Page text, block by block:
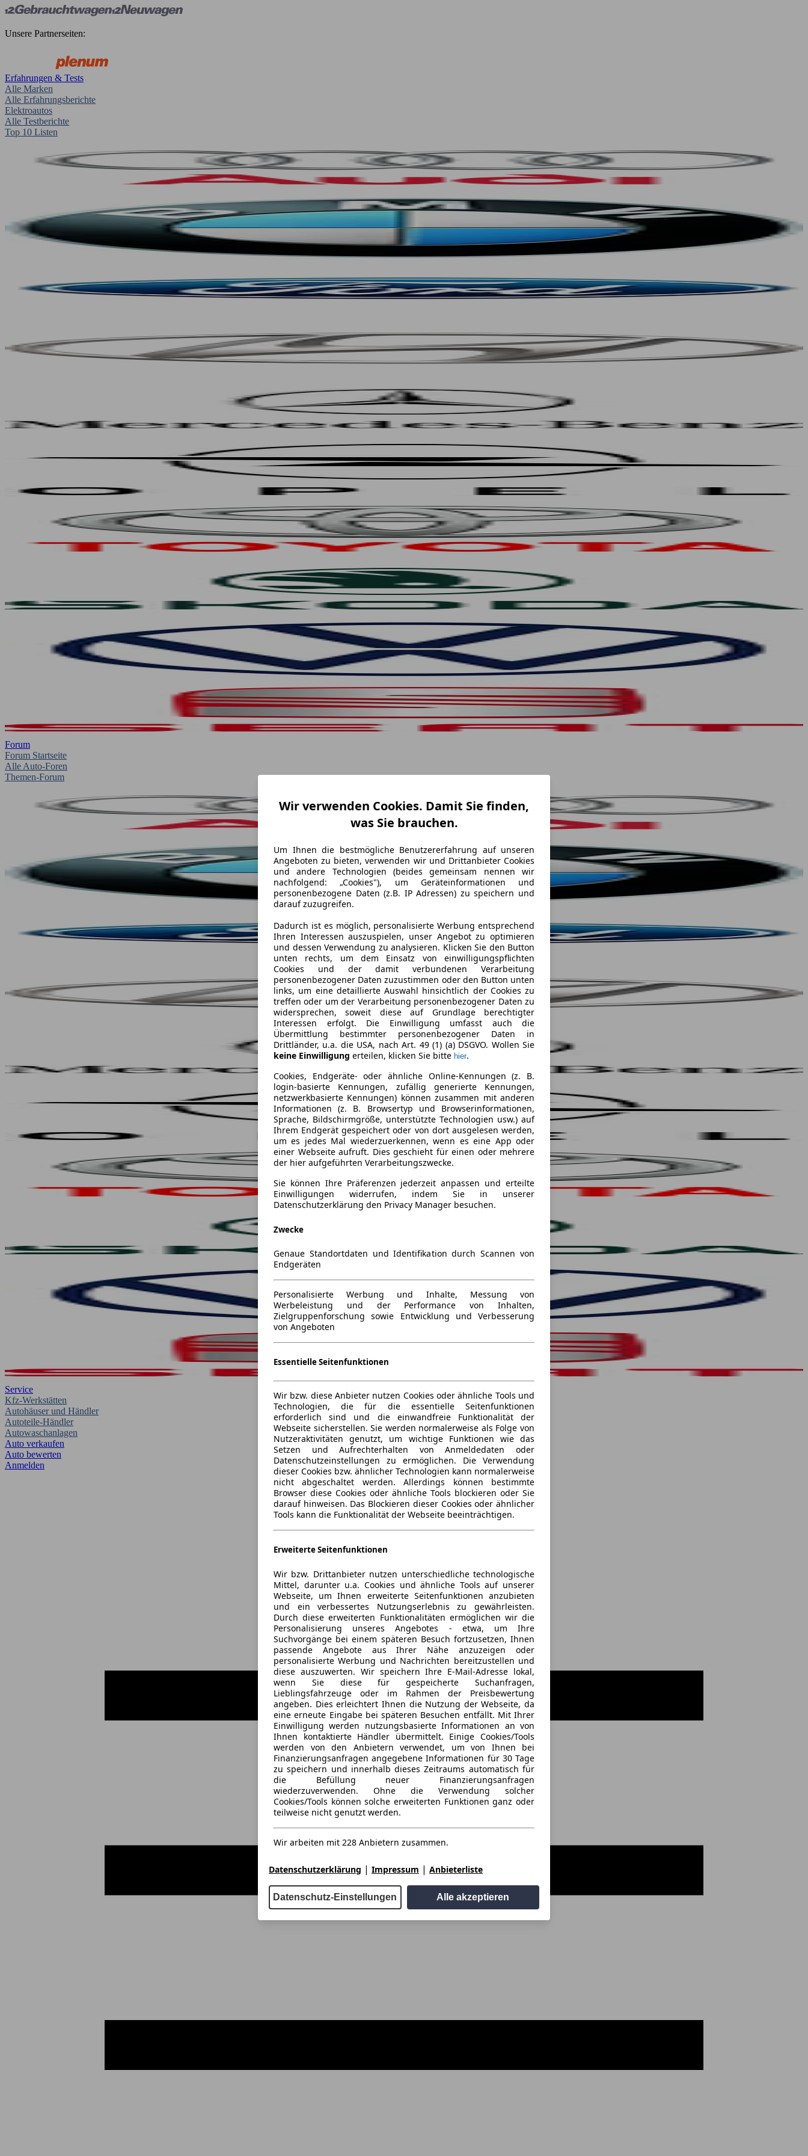
Unsere Partnerseiten:
Erfahrungen & Tests
Alle Marken
Alle Erfahrungsberichte
Elektroautos
Alle Testberichte
Top 10 Listen
Forum
Forum Startseite
Alle Auto-Foren
Themen-Forum
Service
Kfz-Werkstätten
Autohäuser und Händler
Autoteile-Händler
Autowaschanlagen
Auto verkaufen
Auto bewerten
Anmelden
Wir verwenden Cookies. Damit Sie finden,
was Sie brauchen.
Um Ihnen die bestmögliche Benutzererfahrung auf unseren
Angeboten zu bieten, verwenden wir und Drittanbieter Cookies
und andere Technologien (beides gemeinsam nennen wir
nachfolgend: „Cookies"), um Geräteinformationen und
personenbezogene Daten (z.B. IP Adressen) zu speichern und
darauf zuzugreifen.
Dadurch ist es möglich, personalisierte Werbung entsprechend
Ihren Interessen auszuspielen, unser Angebot zu optimieren
und dessen Verwendung zu analysieren. Klicken Sie den Button
unten rechts, um dem Einsatz von einwilligungspflichten
Cookies und der damit verbundenen Verarbeitung
personenbezogener Daten zuzustimmen oder den Button unten
links, um eine detaillierte Auswahl hinsichtlich der Cookies zu
treffen oder um der Verarbeitung personenbezogener Daten zu
widersprechen, soweit diese auf Grundlage berechtigter
Interessen erfolgt. Die Einwilligung umfasst auch die
Übermittlung bestimmter personenbezogener Daten in
Drittländer, u.a. die USA, nach Art. 49 (1) (a) DSGVO. Wollen Sie
keine Einwilligung erteilen, klicken Sie bitte hier.
Cookies, Endgeräte- oder ähnliche Online-Kennungen (z. B.
login-basierte Kennungen, zufällig generierte Kennungen,
netzwerkbasierte Kennungen) können zusammen mit anderen
Informationen (z. B. Browsertyp und Browserinformationen,
Sprache, Bildschirmgröße, unterstützte Technologien usw.) auf
Ihrem Endgerät gespeichert oder von dort ausgelesen werden,
um es jedes Mal wiederzuerkennen, wenn es eine App oder
einer Webseite aufruft. Dies geschieht für einen oder mehrere
der hier aufgeführten Verarbeitungszwecke.
Sie können Ihre Präferenzen jederzeit anpassen und erteilte
Einwilligungen widerrufen, indem Sie in unserer
Datenschutzerklärung den Privacy Manager besuchen.
Zwecke
Genaue Standortdaten und Identifikation durch Scannen von
Endgeräten
Personalisierte Werbung und Inhalte, Messung von
Werbeleistung und der Performance von Inhalten,
Zielgruppenforschung sowie Entwicklung und Verbesserung
von Angeboten
Essentielle Seitenfunktionen
Wir bzw. diese Anbieter nutzen Cookies oder ähnliche Tools und
Technologien, die für die essentielle Seitenfunktionen
erforderlich sind und die einwandfreie Funktionalität der
Webseite sicherstellen. Sie werden normalerweise als Folge von
Nutzeraktivitäten genutzt, um wichtige Funktionen wie das
Setzen und Aufrechterhalten von Anmeldedaten oder
Datenschutzeinstellungen zu ermöglichen. Die Verwendung
dieser Cookies bzw. ähnlicher Technologien kann normalerweise
nicht abgeschaltet werden. Allerdings können bestimmte
Browser diese Cookies oder ähnliche Tools blockieren oder Sie
darauf hinweisen. Das Blockieren dieser Cookies oder ähnlicher
Tools kann die Funktionalität der Webseite beeinträchtigen.
Erweiterte Seitenfunktionen
Wir bzw. Drittanbieter nutzen unterschiedliche technologische
Mittel, darunter u.a. Cookies und ähnliche Tools auf unserer
Webseite, um Ihnen erweiterte Seitenfunktionen anzubieten
und ein verbessertes Nutzungserlebnis zu gewährleisten.
Durch diese erweiterten Funktionalitäten ermöglichen wir die
Personalisierung unseres Angebotes - etwa, um Ihre
Suchvorgänge bei einem späteren Besuch fortzusetzen, Ihnen
passende Angebote aus Ihrer Nähe anzuzeigen oder
personalisierte Werbung und Nachrichten bereitzustellen und
diese auszuwerten. Wir speichern Ihre E-Mail-Adresse lokal,
wenn Sie diese für gespeicherte Suchanfragen,
Lieblingsfahrzeuge oder im Rahmen der Preisbewertung
angeben. Dies erleichtert Ihnen die Nutzung der Webseite, da
eine erneute Eingabe bei späteren Besuchen entfällt. Mit Ihrer
Einwilligung werden nutzungsbasierte Informationen an von
Ihnen kontaktierte Händler übermittelt. Einige Cookies/Tools
werden von den Anbietern verwendet, um von Ihnen bei
Finanzierungsanfragen angegebene Informationen für 30 Tage
zu speichern und innerhalb dieses Zeitraums automatisch für
die Befüllung neuer Finanzierungsanfragen
wiederzuverwenden. Ohne die Verwendung solcher
Cookies/Tools können solche erweiterten Funktionen ganz oder
teilweise nicht genutzt werden.
Wir arbeiten mit 228 Anbietern zusammen.
Datenschutzerklärung | Impressum | Anbieterliste
Datenschutz-Einstellungen Alle akzeptieren